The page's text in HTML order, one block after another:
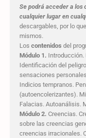
Se podrá acceder a los
cualquier lugar en
descargables, por lo
mismos.
Los contenidos del
Módulo 1. Introducción.
Identificación del
sensaciones
Indicios tempranos.
(autoencolerizantes).
Falacias. Autoanálisis.
Módulo 2. Creencias.
sobre las creencias
creencias irracionales.